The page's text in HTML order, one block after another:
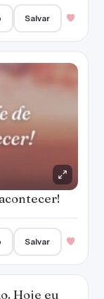
Salvar
Salvar
Hoje eu